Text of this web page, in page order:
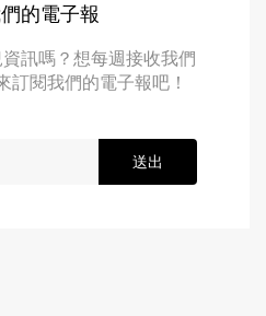
的電子報
訊嗎？想每週接收我們
訂閱我們的電子報吧！
送出